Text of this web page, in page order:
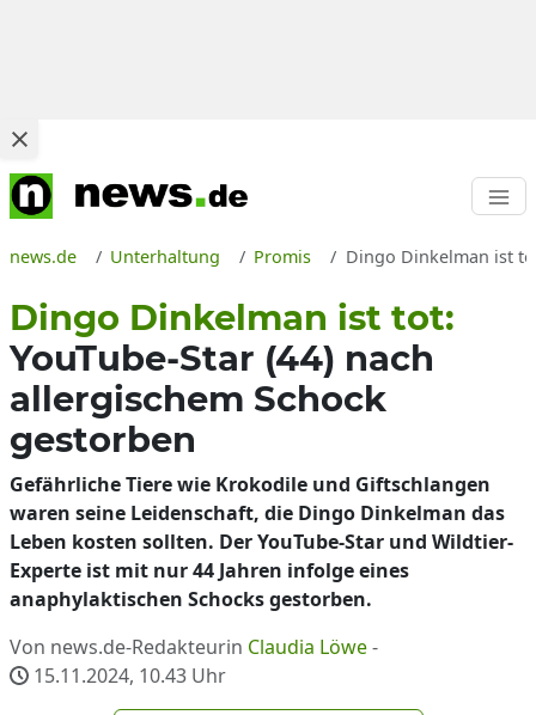
news.de Unterhaltung Promis Dingo Dinkelman ist
Dingo Dinkelman ist tot:
YouTube-Star (44) nach
allergischem Schock
gestorben
Gefährliche Tiere wie Krokodile und Giftschlangen
waren seine Leidenschaft, die Dingo Dinkelman das
Leben kosten sollten. Der YouTube-Star und Wildtier-
Experte ist mit nur 44 Jahren infolge eines
anaphylaktischen Schocks gestorben.
Von news.de-Redakteurin Claudia Löwe-
15.11.2024, 10.43 Uhr